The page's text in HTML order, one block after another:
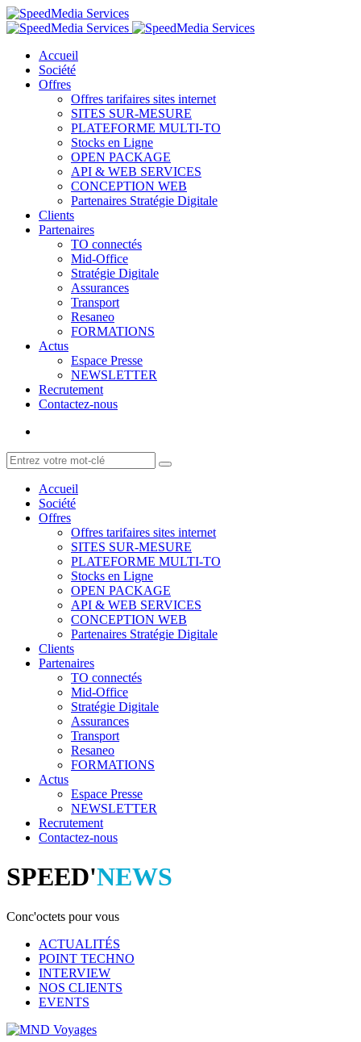
Accueil
Société
Offres
Offres tarifaires sites internet
SITES SUR-MESURE
PLATEFORME MULTI-TO
Stocks en Ligne
OPEN PACKAGE
API & WEB SERVICES
CONCEPTION WEB
Partenaires Stratégie Digitale
Clients
Partenaires
TO connectés
Mid-Office
Stratégie Digitale
Assurances
Transport
Resaneo
FORMATIONS
Actus
Espace Presse
NEWSLETTER
Recrutement
Contactez-nous
Accueil
Société
Offres
Offres tarifaires sites internet
SITES SUR-MESURE
PLATEFORME MULTI-TO
Stocks en Ligne
OPEN PACKAGE
API & WEB SERVICES
CONCEPTION WEB
Partenaires Stratégie Digitale
Clients
Partenaires
TO connectés
Mid-Office
Stratégie Digitale
Assurances
Transport
Resaneo
FORMATIONS
Actus
Espace Presse
NEWSLETTER
Recrutement
Contactez-nous
SPEED'NEWS
Conc'octets pour vous
ACTUALITÉS
POINT TECHNO
INTERVIEW
NOS CLIENTS
EVENTS